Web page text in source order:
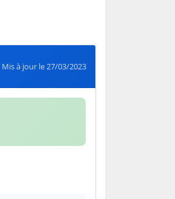
Mis à jour le 27/03/2023